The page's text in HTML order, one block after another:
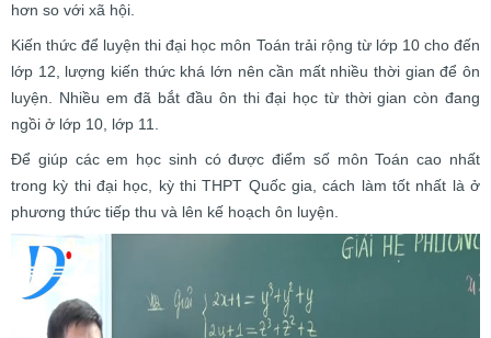
hơn so với xã hội.
Kiến thức để luyện thi đại học môn Toán trải rộng từ lớp 10 cho đến
lớp 12, lượng kiến thức khá lớn nên cần mất nhiều thời gian để ôn
luyện. Nhiều em đã bắt đầu ôn thi đại học từ thời gian còn đang
ngồi ở lớp 10, lớp 11.
Để giúp các em học sinh có được điểm số môn Toán cao nhất
trong kỳ thi đại học, kỳ thi THPT Quốc gia, cách làm tốt nhất là ở
phương thức tiếp thu và lên kế hoạch ôn luyện.